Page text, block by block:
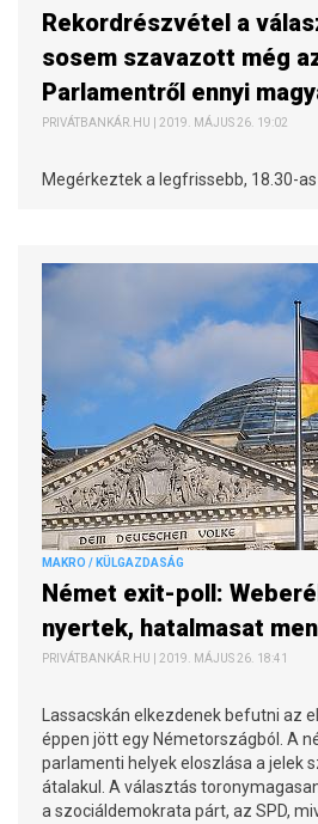
Rekordrészvétel a
sosem szavazott még
Parlamentről ennyi
PRIVÁTBANKÁR.HU | 2019. MÁJUS 26. 19:02
Megérkeztek a legfrissebb, 18.30-
MAKRO / KÜLGAZDASÁG
Német exit-poll:
nyertek, hatalmasat
PRIVÁTBANKÁR.HU | 2019. MÁJUS 26. 18:41
Lassacskán elkezdenek befutni az
éppen jött egy Németországból. A
parlamenti helyek eloszlása a jelek
átalakul. A választás
a szociáldemokrata párt, az SPD,